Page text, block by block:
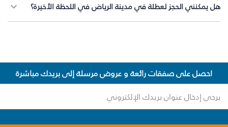
هل يمكنني الحجز لعطلة في مدينة الرياض في اللحظة الأخيرة؟
احصل على صفقات رائعة و عروض مرسلة إلى بريدك مباشرة